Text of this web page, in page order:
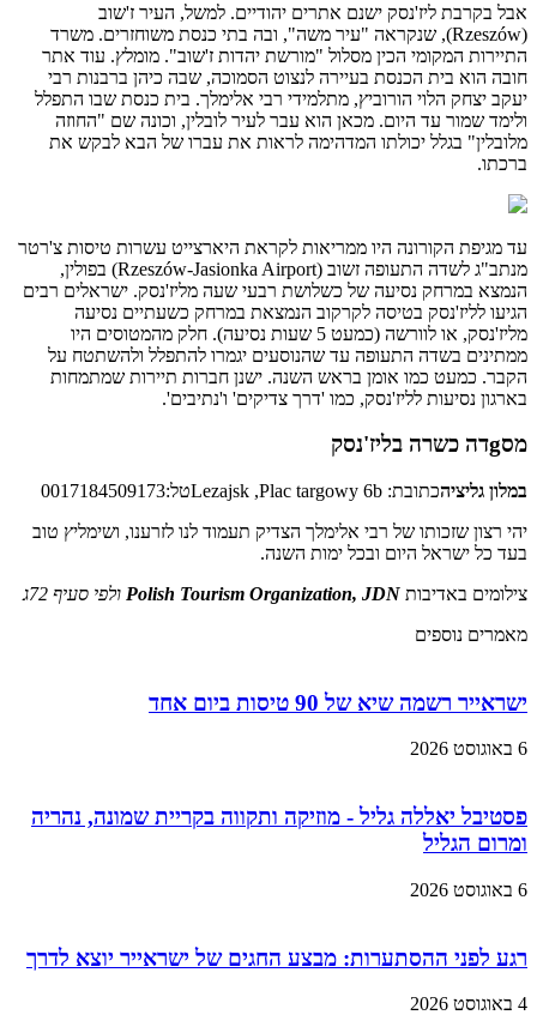
אבל בקרבת ליז'נסק ישנם אתרים יהודיים. למשל, העיר ז'שוב
(Rzeszów), שנקראה "עיר משה", ובה בתי כנסת משוחזרים. משרד
התיירות המקומי הכין מסלול "מורשת יהדות ז'שוב". מומלץ. עוד אתר
חובה הוא בית הכנסת בעיירה לנצוט הסמוכה, שבה כיהן ברבנות רבי
יעקב יצחק הלוי הורוביץ, מתלמידי רבי אלימלך. בית כנסת שבו התפלל
ולימד שמור עד היום. מכאן הוא עבר לעיר לובלין, וכונה שם "החוזה
מלובלין" בגלל יכולתו המדהימה לראות את עברו של הבא לבקש את
ברכתו.
עד מגיפת הקורונה היו ממריאות לקראת היארצייט עשרות טיסות צ'רטר
מנתב"ג לשדה התעופה זשוב (Rzeszów-Jasionka Airport) בפולין,
הנמצא במרחק נסיעה של כשלושת רבעי שעה מליז'נסק. ישראלים רבים
הגיעו לליז'נסק בטיסה לקרקוב הנמצאת במרחק כשעתיים נסיעה
מליז'נסק, או לוורשה (כמעט 5 שעות נסיעה). חלק מהמטוסים היו
ממתינים בשדה התעופה עד שהנוסעים יגמרו להתפלל ולהשתטח על
הקבר. כמעט כמו אומן בראש השנה. ישנן חברות תיירות שמתמחות
בארגון נסיעות לליז'נסק, כמו 'דרך צדיקים' ו'נתיבים'.
מסgדה כשרה בליז'נסק
במלון גליציהכתובת: Lezajsk ,Plac targowy 6bטל:0017184509173
יהי רצון שזכותו של רבי אלימלך הצדיק תעמוד לנו לזרענו, ושימליץ טוב
בעד כל ישראל היום ובכל ימות השנה.
צילומים באדיבות Polish Tourism Organization, JDN ולפי סעיף 72ג
מאמרים נוספים
ישראייר רשמה שיא של 90 טיסות ביום אחד
6 באוגוסט 2026
פסטיבל יאללה גליל - מוזיקה ותקווה בקריית שמונה, נהריה
ומרום הגליל
6 באוגוסט 2026
רגע לפני ההסתערות: מבצע החגים של ישראייר יוצא לדרך
4 באוגוסט 2026